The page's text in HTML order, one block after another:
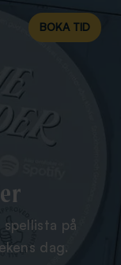
BOKA TID
på
dag.